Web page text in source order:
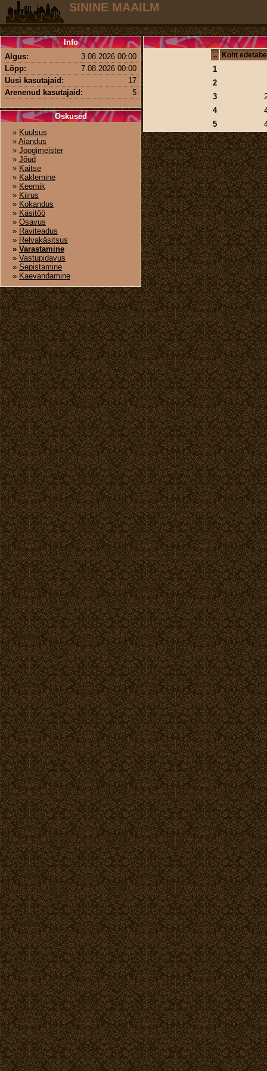
SININE MAAILM
.. Koht
1
2
3
4
5
Info
Algus:
3.08.2026 00:00
Lõpp:
7.08.2026 00:00
Uusi kasutajaid:
17
Arenenud kasutajaid:
5
Oskused
» Kuulsus
» Aiandus
» Joogimeister
» Jõud
» Kaitse
» Kaklemine
» Keemik
» Kiirus
» Kokandus
» Käsitöö
» Osavus
» Raviteadus
» Relvakäsitsus
» Varastamine
» Vastupidavus
» Sepistamine
» Kaevandamine